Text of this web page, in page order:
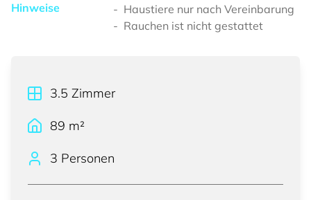
Hinweise
Haustiere nur nach Vereinbarung
Rauchen ist nicht gestattet
3.5 Zimmer
89 m²
3 Personen